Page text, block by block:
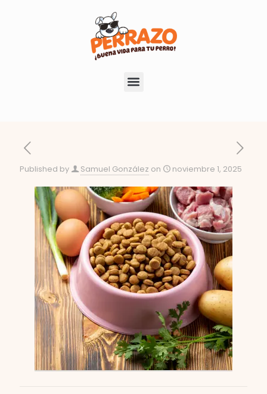
Published by Samuel González on noviembre 1, 2025